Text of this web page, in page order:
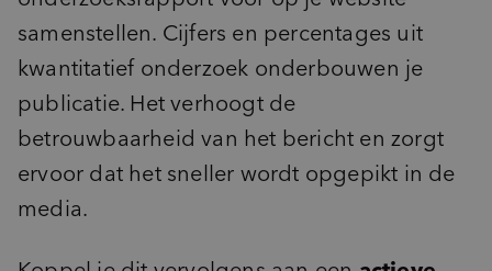
samenstellen. Cijfers en percentages uit
kwantitatief onderzoek onderbouwen je
publicatie. Het verhoogt de
betrouwbaarheid van het bericht en zorgt
ervoor dat het sneller wordt opgepikt in de
media.